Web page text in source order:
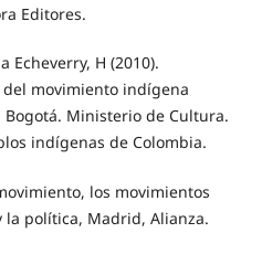
Editores.
Echeverry, H (2010).
movimiento indígena
Ministerio de Cultura.
indígenas de Colombia.
los movimientos
la política, Madrid, Alianza.